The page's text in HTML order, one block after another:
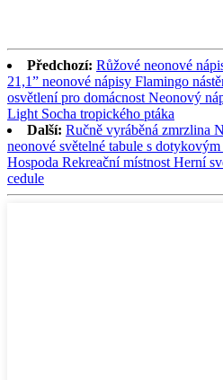
Předchozí: Růžové neonové
21,1” neonové nápisy Flamingo
osvětlení pro domácnost Neonový
Light Socha tropického ptáka
Další: Ručně vyráběná zmrzlina
neonové světelné tabule s
Hospoda Rekreační místnost Herní
cedule